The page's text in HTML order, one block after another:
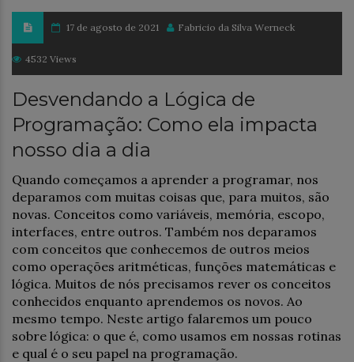
17 de agosto de 2021 Fabricio da Silva Werneck
4532 Views
Desvendando a Lógica de
Programação: Como ela impacta
nosso dia a dia
Quando começamos a aprender a programar, nos
deparamos com muitas coisas que, para muitos, são
novas. Conceitos como variáveis, memória, escopo,
interfaces, entre outros. Também nos deparamos
com conceitos que conhecemos de outros meios
como operações aritméticas, funções matemáticas e
lógica. Muitos de nós precisamos rever os conceitos
conhecidos enquanto aprendemos os novos. Ao
mesmo tempo. Neste artigo falaremos um pouco
sobre lógica: o que é, como usamos em nossas rotinas
e qual é o seu papel na programação.